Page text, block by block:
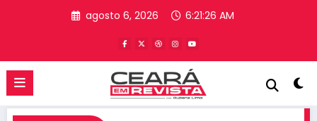
agosto 6, 2026 6:21:28 AM